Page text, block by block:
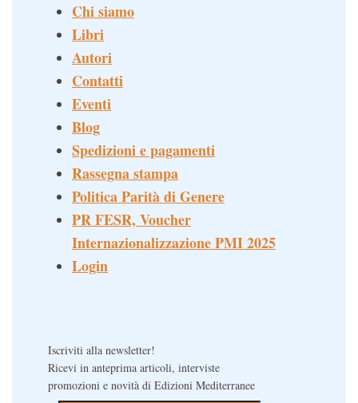
Chi siamo
Libri
Autori
Contatti
Eventi
Blog
Spedizioni e pagamenti
Rassegna stampa
Politica Parità di Genere
PR FESR, Voucher
Internazionalizzazione PMI 2025
Login
Iscriviti alla newsletter!
Ricevi in anteprima articoli, interviste
promozioni e novità di Edizioni Mediterranee